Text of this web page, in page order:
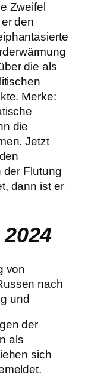
Zweifel
den
die als
Merke:
die
Jetzt
der Flutung
dann ist er
von
nach
und
der
als
sich